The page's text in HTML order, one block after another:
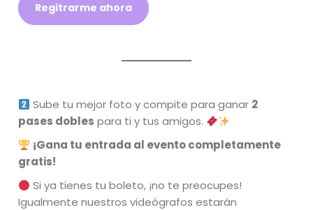
Regitrarme ahora
Sube tu mejor foto y compite para ganar 2
pases dobles para ti y tus amigos.
¡Gana tu entrada al evento completamente
gratis!
Si ya tienes tu boleto, ¡no te preocupes!
Igualmente nuestros videógrafos estarán